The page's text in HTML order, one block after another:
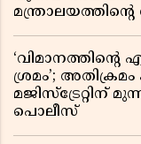
ശ്രമം’;
മജിസ്ട്രേറ്റിന്
പൊലീസ്